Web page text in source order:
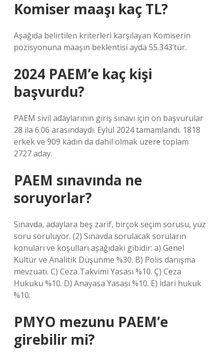
Komiser maaşı kaç TL?
Aşağıda belirtilen kriterleri karşılayan Komiserin
pozisyonuna maaşın beklentisi ayda 55.343’tür.
2024 PAEM’e kaç kişi
başvurdu?
PAEM sivil adaylarının giriş sınavı için ön başvurular
28 ila 6.06 arasındaydı. Eylül 2024 tamamlandı. 1818
erkek ve 909 kadın da dahil olmak üzere toplam
2727 aday.
PAEM sınavında ne
soruyorlar?
Sınavda, adaylara beş zarif, birçok seçim sorusu, yüz
soru soruluyor. (2) Sınavda sorulacak soruların
konuları ve koşulları aşağıdaki gibidir: a) Genel
Kültür ve Analitik Düşünme %30. B) Polis danışma
mevzuatı. C) Ceza Takvimi Yasası %10. Ç) Ceza
Hukuku %10. D) Anayasa Yasası %10. E) İdari hukuk
%10.
PMYO mezunu PAEM’e
girebilir mi?